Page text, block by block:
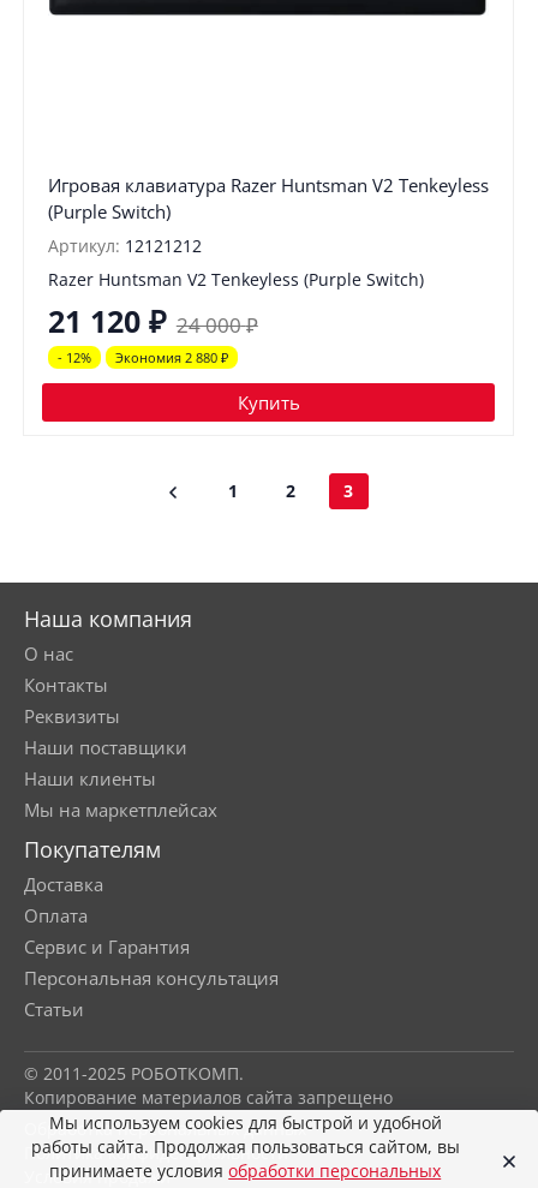
Игровая клавиатура Razer Huntsman V2 Tenkeyless
(Purple Switch)
Артикул: 12121212
Razer Huntsman V2 Tenkeyless (Purple Switch)
21 120 ₽ 24 000₽
- 12% Экономия 2 880 ₽
Купить
1 2 3
Наша компания
О нас
Контакты
Реквизиты
Наши поставщики
Наши клиенты
Мы на маркетплейсах
Покупателям
Доставка
Оплата
Сервис и Гарантия
Персональная консультация
Статьи
© 2011-2025 РОБОТКОМП.
Копирование материалов сайта запрещено
Обработка персональных данных
Политика конфиденциальности
Условия продажи
Мы используем cookies для быстрой и удобной
работы сайта. Продолжая пользоваться сайтом, вы
принимаете условияобработки персональных